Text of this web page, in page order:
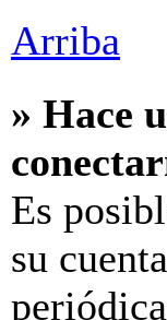
Arriba
» Hace
Es
su